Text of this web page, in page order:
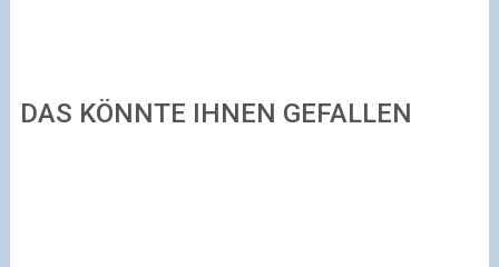
DAS KÖNNTE IHNEN GEFALLEN